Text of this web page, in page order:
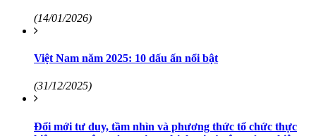
(14/01/2026)
Việt Nam năm 2025: 10 dấu ấn nổi bật
(31/12/2025)
Đổi mới tư duy, tầm nhìn và phương thức tổ chức thực